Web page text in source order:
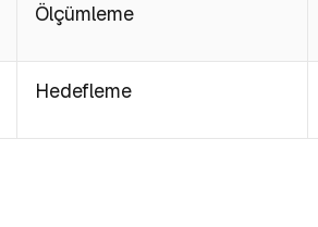
Ölçümleme
Hedefleme